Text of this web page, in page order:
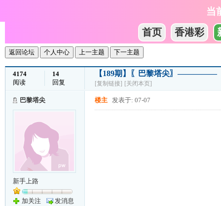
当
首页
香港彩
返回论坛 个人中心 上一主题 下一主题
4174
阅读
14
回复
【189期】〖巴黎塔尖〗
[复制链接] [关闭本页]
巴黎塔尖
新手上路
加关注 发消息
楼主 发表于: 07-07